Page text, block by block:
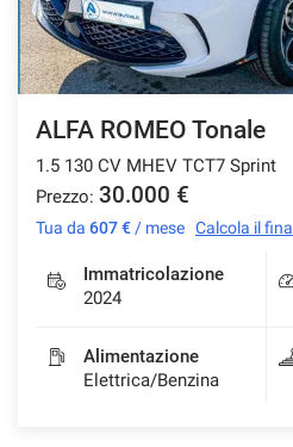
ALFA ROMEO Tonale
1.5 130 CV MHEV TCT7 Sprint
Prezzo: 30.000 €
Tua da 607 € / mese Calcola il
Immatricolazione
2024
Alimentazione
Elettrica/Benzina